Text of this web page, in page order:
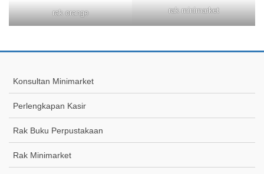
rak orange rak minimarket
Konsultan Minimarket
Perlengkapan Kasir
Rak Buku Perpustakaan
Rak Minimarket